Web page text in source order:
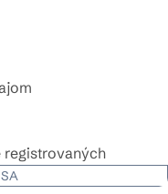
registrovaných